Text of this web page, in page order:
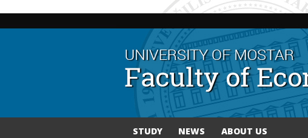
STUDY NEWS ABOUT US